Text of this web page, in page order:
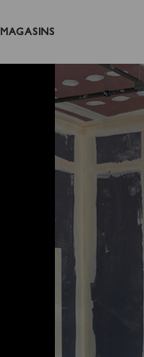
MAGASINS